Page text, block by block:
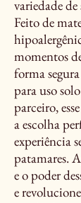
variedade de
Feito de
momentos
forma
para uso
parceiro,
a escolha
experiência
patamares.
e o poder
e